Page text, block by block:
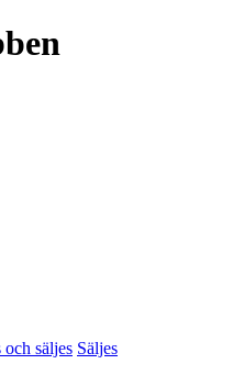
säljes Säljes